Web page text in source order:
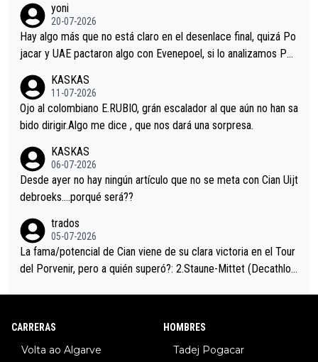
permaneció pegado a su rueda. Parecía increíble la forma en l
a que era capaz de controlar el miedo", recordó."
yoni
20-07-2026
Hay algo más que no está claro en el desenlace final, quizá Po
jacar y UAE pactaron algo con Evenepoel, si lo analizamos Poj
i sin pedalear, luego está el saludo con Evenepoel dándose la
mano de una manera muy fraternal, más allá de los típicos toqu
es en el hombro con que saludaba a Vingegard. Ahí hubo una in
eta, a ver si por querer poner a Del Toro con calzador en posi
ción de podio UAE y Pojacar se van complicar el tour.
KASKAS
11-07-2026
Ojo al colombiano E.RUBIO, grán escalador al que aún no han sa
bido dirigir.Algo me dice , que nos dará una sorpresa.
KASKAS
06-07-2026
Desde ayer no hay ningún artículo que no se meta con Cian Uijt
debroeks….porqué será??
trados
05-07-2026
La fama/potencial de Cian viene de su clara victoria en el Tour
del Porvenir, pero a quién superó?: 2.Staune-Mittet (Decathlon,
CARRERAS
Volta ao Algarve
HOMBRES
Tadej Pogacar